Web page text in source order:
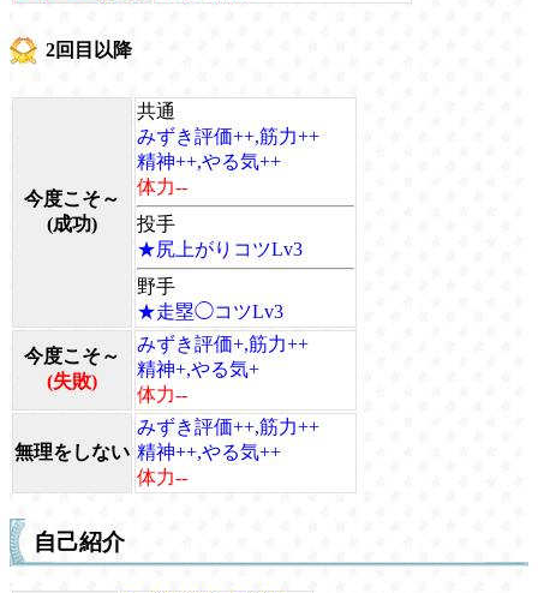
2回目以降
今度こそ～
(成功)
共通
みずき評価++,筋力++
精神++,やる気++
体力--
投手
★尻上がりコツLv3
野手
★走塁◯コツLv3
今度こそ～
(失敗)
みずき評価+,筋力++
精神+,やる気+
体力--
無理をしない
みずき評価++,筋力++
精神++,やる気++
体力--
自己紹介